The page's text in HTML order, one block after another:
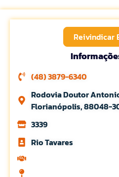
Reivindicar
(48) 3879-6340
Rodovia Doutor
Florianópolis, 88048-
3339
Rio Tavares